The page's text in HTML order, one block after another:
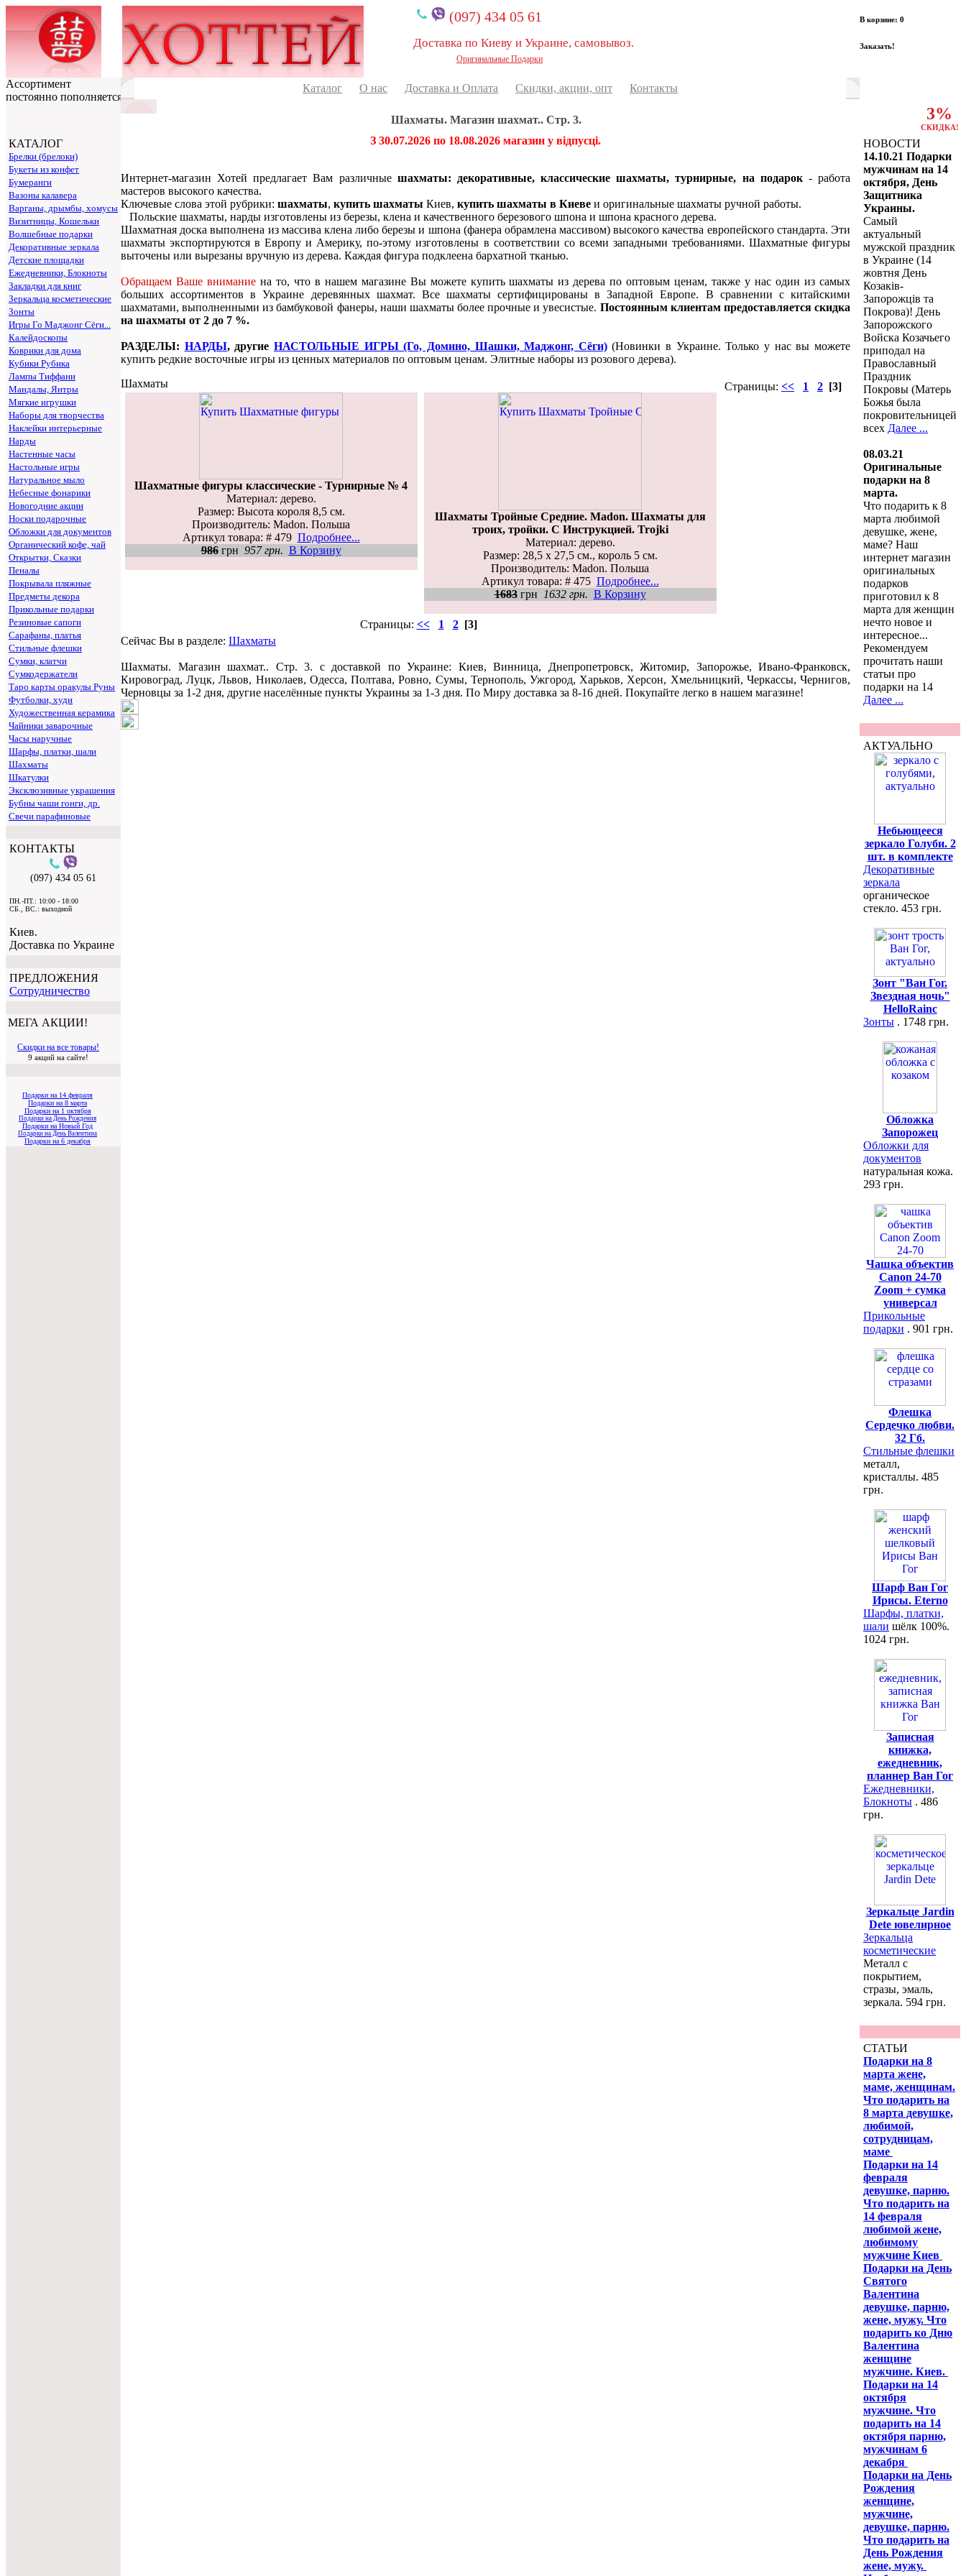
(097) 434 05 61
Доставка по Киеву и Украине, самовывоз.
Оригинальные Подарки
В корзине: 0
Заказать!
Ассортимент
постоянно пополняется
КАТАЛОГ
Брелки (брелоки)
Букеты из конфет
Бумеранги
Вазоны калавера
Варганы, дрымбы, хомусы
Визитницы, Кошельки
Волшебные подарки
Декоративные зеркала
Детские площадки
Ежедневники, Блокноты
Закладки для книг
Зеркальца косметические
Зонты
Игры Го Маджонг Сёги...
Калейдоскопы
Коврики для дома
Кубики Рубика
Лампы Тиффани
Мандалы, Янтры
Мягкие игрушки
Наборы для творчества
Наклейки интерьерные
Нарды
Настенные часы
Настольные игры
Натуральное мыло
Небесные фонарики
Новогодние акции
Носки подарочные
Обложки для документов
Органический кофе, чай
Открытки, Сказки
Пеналы
Покрывала пляжные
Предметы декора
Прикольные подарки
Резиновые сапоги
Сарафаны, платья
Стильные флешки
Сумки, клатчи
Сумкодержатели
Таро карты оракулы Руны
Футболки, худи
Художественная керамика
Чайники заварочные
Часы наручные
Шарфы, платки, шали
Шахматы
Шкатулки
Эксклюзивные украшения
Бубны чаши гонги, др.
Свечи парафиновые
КОНТАКТЫ
(097) 434 05 61
ПН.-ПТ.: 10:00 - 18:00
СБ., ВС.: выходной
Киев.
Доставка по Украине
ПРЕДЛОЖЕНИЯ
Cотрудничество
МЕГА АКЦИИ!
Скидки на все товары!
9 акций на сайте!
Подарки на 14 февраля
Подарки на 8 марта
Подарки на 1 октября
Подарки на День Рождения
Подарки на Новый Год
Подарки на День Валентина
Подарки на 6 декабря
Каталог О нас Доставка и Оплата Скидки, акции, опт Контакты
Шахматы. Магазин шахмат.. Стр. 3.
З 30.07.2026 по 18.08.2026 магазин у відпусці.
Интернет-магазин Хотей предлагает Вам различные шахматы: декоративные, классические шахматы, турнирные, на подарок- работа
мастеров высокого качества.
Ключевые слова этой рубрики: шахматы, купить шахматы Киев, купить шахматы в Киеве и оригинальные шахматы ручной работы.
Польские шахматы, нарды изготовлены из березы, клена и качественного березового шпона и шпона красного дерева.
Шахматная доска выполнена из массива клена либо березы и шпона (фанера обрамлена массивом) высокого качества европейского стандарта. Эти
шахматы экспортируются в Европу и Америку, по-этому изготовлены в соответствии со всеми западными требованиями. Шахматные фигуры
выточены или вырезаны вручную из дерева. Каждая фигура подклеена бархатной тканью.
Обращаем Ваше вниманиена то, что в нашем магазине Вы можете купить шахматы из дерева по оптовым ценам, также у нас один из самых
больших ассортиментов в Украине деревянных шахмат. Все шахматы сертифицированы в Западной Европе. В сравнении с китайскими
шахматами, выполненными из бамбуковой фанеры, наши шахматы более прочные и увесистые. Постоянным клиентам предоставляется скидка
на шахматы от 2 до 7 %.
РАЗДЕЛЫ: НАРДЫ, другие НАСТОЛЬНЫЕ ИГРЫ (Го, Домино, Шашки, Маджонг, Сёги)(Новинки в Украине. Только у нас вы можете
купить редкие восточные игры из ценных материалов по оптовым ценам. Элитные наборы из розового дерева).
Шахматы
Страницы: << 1 2 [3]
Шахматные фигуры классические - Турнирные № 4
Материал: дерево.
Размер: Высота короля 8,5 см.
Производитель: Madon. Польша
Артикул товара: # 479 Подробнее...
986грн 957 грн. В Корзину
Шахматы Тройные Средние. Madon. Шахматы для
троих, тройки. С Инструкцией. Trojki
Материал: дерево.
Размер: 28,5 x 27,5 см., король 5 см.
Производитель: Madon. Польша
Артикул товара: # 475 Подробнее...
1683грн 1632 грн. В Корзину
Страницы: << 1 2[3]
Сейчас Вы в разделе: Шахматы
Шахматы. Магазин шахмат.. Стр. 3. c доставкой по Украине: Киев, Винница, Днепропетровск, Житомир, Запорожье, Ивано-Франковск,
Кировоград, Луцк, Львов, Николаев, Одесса, Полтава, Ровно, Сумы, Тернополь, Ужгород, Харьков, Херсон, Хмельницкий, Черкассы, Чернигов,
Черновцы за 1-2 дня, другие населённые пункты Украины за 1-3 дня. По Миру доставка за 8-16 дней. Покупайте легко в нашем магазине!
3%
СКИДКА!
НОВОСТИ
14.10.21 Подарки
мужчинам на 14
октября, День
Защитника
Украины.
Самый
актуальный
мужской праздник
в Украине (14
жовтня День
Козаків-
Запорожців та
Покрова)! День
Запорожского
Войска Козачьего
приподал на
Православный
Праздник
Покровы (Матерь
Божья была
покровительницей
всех Далее ...
08.03.21
Оригинальные
подарки на 8
марта.
Что подарить к 8
марта любимой
девушке, жене,
маме? Наш
интернет магазин
оригинальных
подарков
приготовил к 8
марта для женщин
нечто новое и
интересное...
Рекомендуем
прочитать наши
статьи про
подарки на 14
Далее ...
АКТУАЛЬНО
Небьющееся
зеркало Голуби. 2
шт. в комплекте
Декоративные
зеркала
органическое
стекло. 453 грн.
Зонт "Ван Гог.
Звездная ночь"
HelloRainc
Зонты . 1748 грн.
Обложка
Запорожец
Обложки для
документов
натуральная кожа.
293 грн.
Чашка объектив
Canon 24-70
Zoom + сумка
универсал
Прикольные
подарки . 901 грн.
Флешка
Сердечко любви.
32 Гб.
Стильные флешки
металл,
кристаллы. 485
грн.
Шарф Ван Гог
Ирисы. Eterno
Шарфы, платки,
шали шёлк 100%.
1024 грн.
Записная
книжка,
ежедневник,
планнер Ван Гог
Ежедневники,
Блокноты . 486
грн.
Зеркальце Jardin
Dete ювелирное
Зеркальца
косметические
Металл с
покрытием,
стразы, эмаль,
зеркала. 594 грн.
СТАТЬИ
Подарки на 8
марта жене,
маме, женщинам.
Что подарить на
8 марта девушке,
любимой,
сотрудницам,
маме
Подарки на 14
февраля
девушке, парню.
Что подарить на
14 февраля
любимой жене,
любимому
мужчине Киев
Подарки на День
Святого
Валентина
девушке, парню,
жене, мужу. Что
подарить ко Дню
Валентина
женщине
мужчине. Киев.
Подарки на 14
октября
мужчине. Что
подарить на 14
октября парню,
мужчинам 6
декабря
Подарки на День
Рождения
женщине,
мужчине,
девушке, парню.
Что подарить на
День Рождения
жене, мужу.